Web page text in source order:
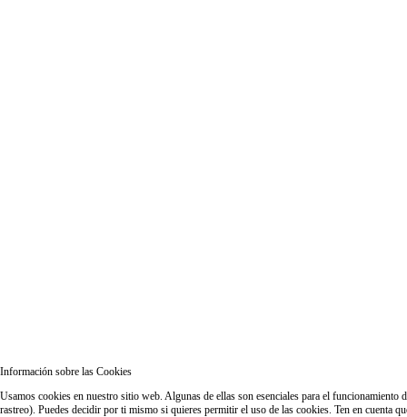
Información sobre las Cookies
Usamos cookies en nuestro sitio web. Algunas de ellas son esenciales para el
rastreo). Puedes decidir por ti mismo si quieres permitir el uso de las cookies. Ten en cuenta